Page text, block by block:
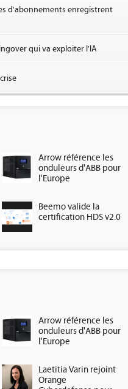
d'abonnements enregistrent
qui va exploiter l'IA
Arrow référence les
onduleurs d'ABB pour
l'Europe
Beemo valide la
certification HDS v2.0
Arrow référence les
onduleurs d'ABB pour
l'Europe
Laetitia Varin rejoint
Orange